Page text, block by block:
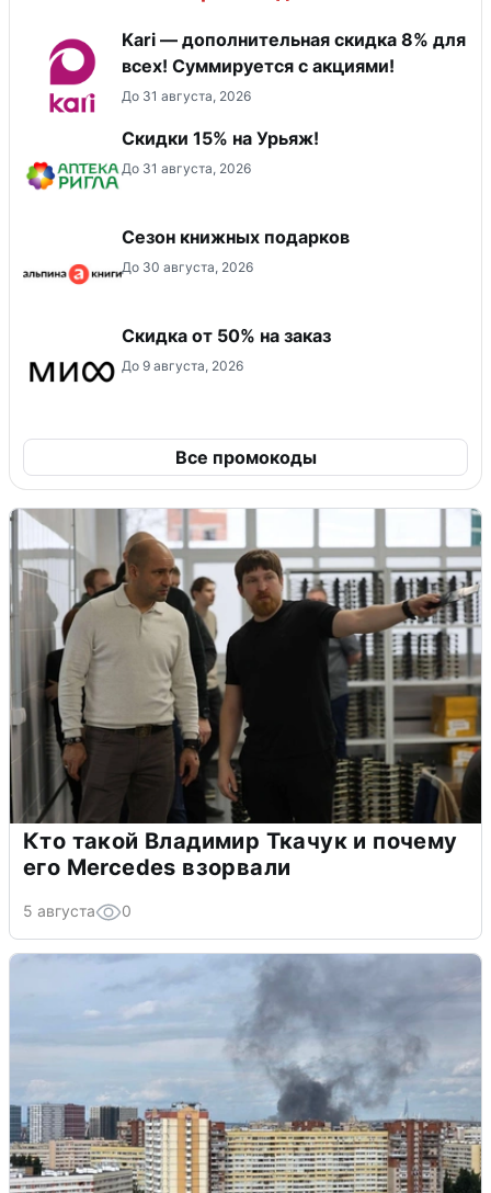
Kari — дополнительная скидка 8% для
всех! Суммируется с акциями!
До 31 августа, 2026
Скидки 15% на Урьяж!
До 31 августа, 2026
Сезон книжных подарков
До 30 августа, 2026
Скидка от 50% на заказ
До 9 августа, 2026
Все промокоды
Кто такой Владимир Ткачук и почему
его Mercedes взорвали
5 августа 0